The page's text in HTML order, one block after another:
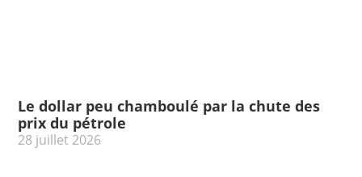
Le dollar peu chamboulé par la chute des
prix du pétrole
28 juillet 2026